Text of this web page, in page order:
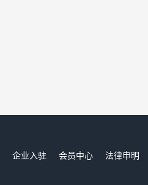
企业入驻 会员中心
法律申明